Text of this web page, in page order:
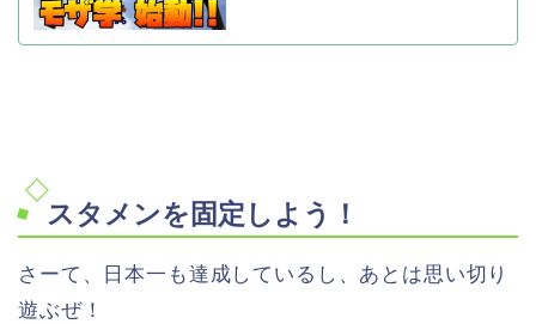
スタメンを固定しよう！
さーて、日本一も達成しているし、あとは思い切り
遊ぶぜ！